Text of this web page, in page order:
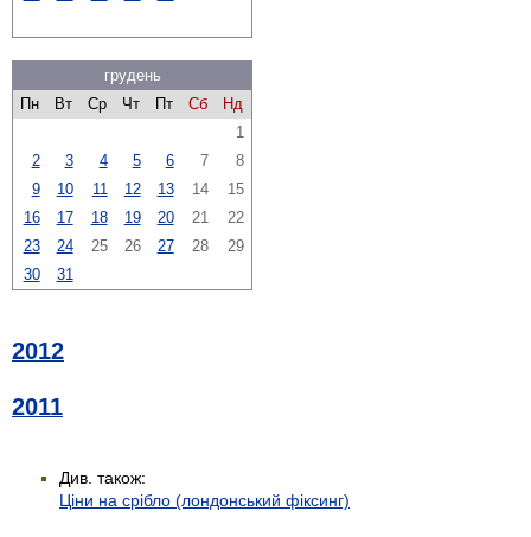
грудень
Пн
Вт Ср Чт Пт Сб
Нд
1
2
3 4 5 6 7
8
9
10 11 12 13 14
15
16
17 18 19 20 21
22
23
24 25 26 27 28
29
30
31
2012
2011
Див. також:
Ціни на срібло (лондонський фіксинг)